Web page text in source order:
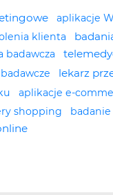
aplikacje
klienta
badawcza
lekarz
aplikacje e-
shopping